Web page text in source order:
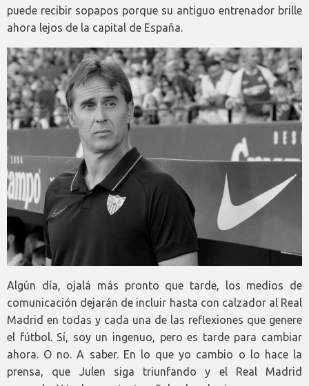
puede recibir sopapos porque su antiguo entrenador brille
ahora lejos de la capital de España.
Algún día, ojalá más pronto que tarde, los medios de
comunicación dejarán de incluir hasta con calzador al Real
Madrid en todas y cada una de las reflexiones que genere
el fútbol. Sí, soy un ingenuo, pero es tarde para cambiar
ahora. O no. A saber. En lo que yo cambio o lo hace la
prensa, que Julen siga triunfando y el Real Madrid